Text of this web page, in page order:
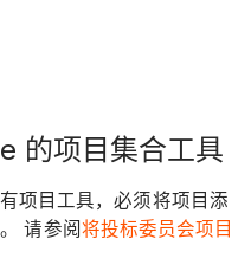
的项目集合工具
项目工具，必须将项目添
请参阅将投标委员会项目